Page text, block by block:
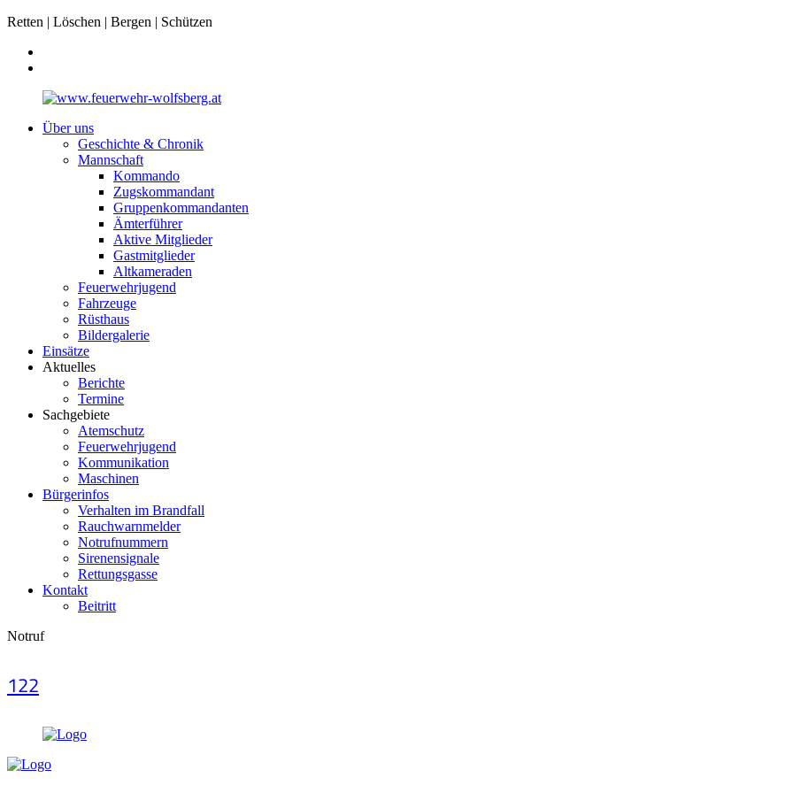
Retten | Löschen | Bergen | Schützen
Über uns
Geschichte & Chronik
Mannschaft
Kommando
Zugskommandant
Gruppenkommandanten
Ämterführer
Aktive Mitglieder
Gastmitglieder
Altkameraden
Feuerwehrjugend
Fahrzeuge
Rüsthaus
Bildergalerie
Einsätze
Aktuelles
Berichte
Termine
Sachgebiete
Atemschutz
Feuerwehrjugend
Kommunikation
Maschinen
Bürgerinfos
Verhalten im Brandfall
Rauchwarnmelder
Notrufnummern
Sirenensignale
Rettungsgasse
Kontakt
Beitritt
Notruf
122